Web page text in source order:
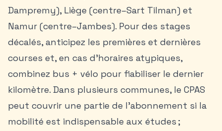
Dampremy), Liège (centre–Sart Tilman) et
Namur (centre–Jambes). Pour des stages
décalés, anticipez les premières et dernières
courses et, en cas d’horaires atypiques,
combinez bus + vélo pour fiabiliser le dernier
kilomètre. Dans plusieurs communes, le CPAS
peut couvrir une partie de l’abonnement si la
mobilité est indispensable aux études ;